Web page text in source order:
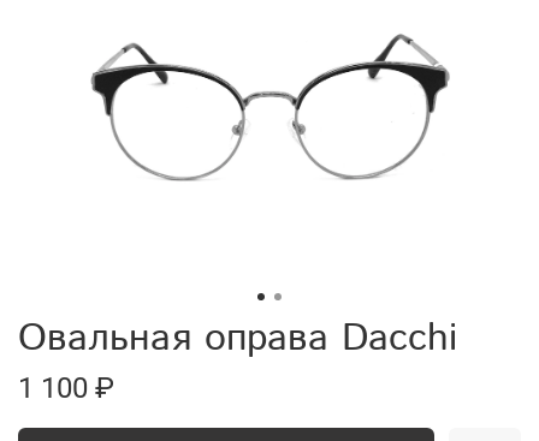
Овальная оправа Dacchi
1 100 ₽